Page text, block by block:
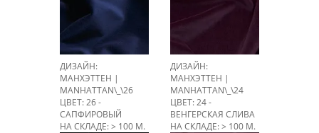
ДИЗАЙН:
МАНХЭТТЕН |
MANHATTAN\_\26
ЦВЕТ: 26 -
САПФИРОВЫЙ
НА СКЛАДЕ: > 100 М.
ДИЗАЙН:
МАНХЭТТЕН |
MANHATTAN\_\24
ЦВЕТ: 24 -
ВЕНГЕРСКАЯ СЛИВА
НА СКЛАДЕ: > 100 М.